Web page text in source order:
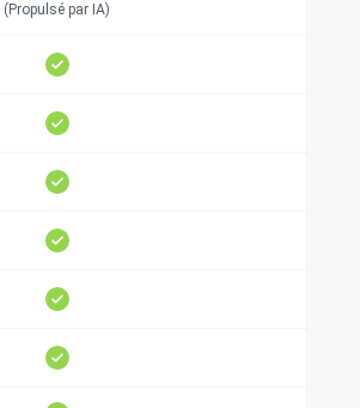
(Propulsé par IA)